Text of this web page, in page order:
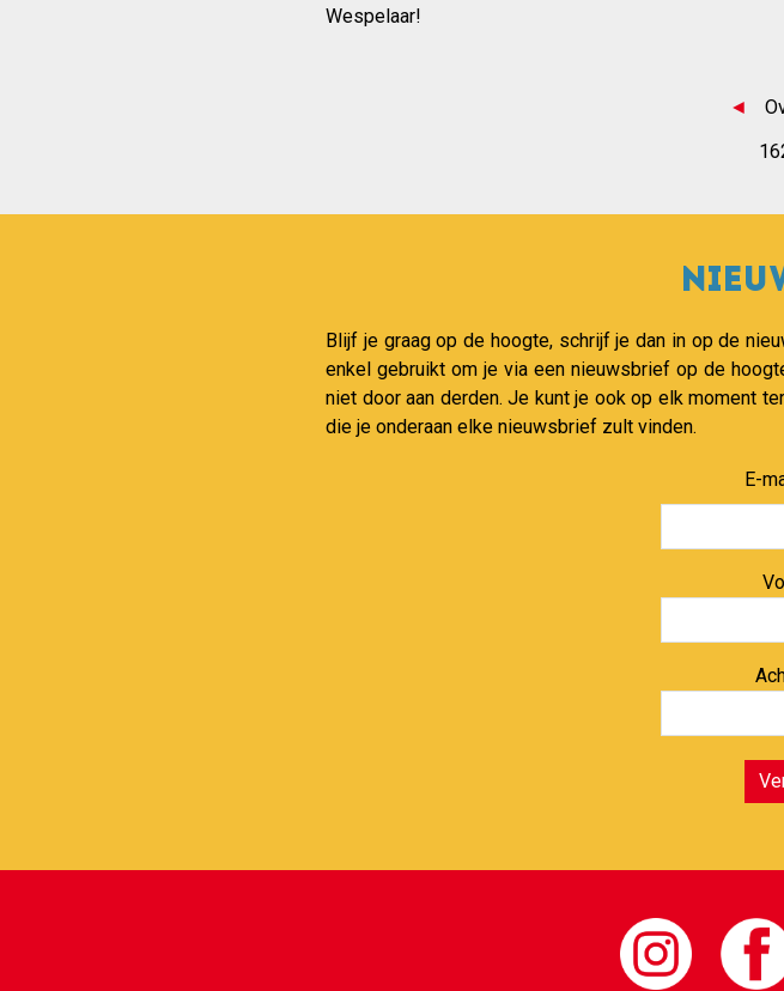
Wespelaar!
◄
Blijf je graag op de hoogte, schrijf je dan in op de
enkel gebruikt om je via een nieuwsbrief op de
niet door aan derden. Je kunt je ook op elk moment
die je onderaan elke nieuwsbrief zult vinden.
E-